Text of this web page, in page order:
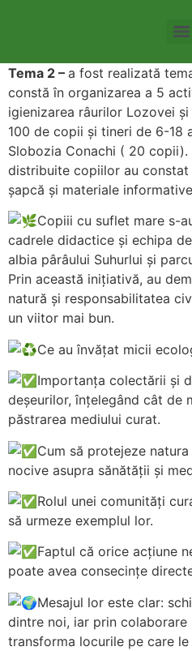
Tema 2 – a fost realizată
constă în organizarea a 5
igienizarea râurilor Lozovei
100 de copii și tineri de 6-18
Slobozia Conachi ( 20
distribuite copiilor au constat
șapcă și materiale
Copiii cu suflet mare s-
cadrele didactice și echipa
albia pârâului Suhurlui și
Prin această inițiativă, au
natură și responsabilitatea
un viitor mai bun.
Ce au învățat micii
Importanța colectării și
deșeurilor, înțelegând cât de
păstrarea mediului curat.
Cum să protejeze
nocive asupra sănătății și
Rolul unei comunități
să urmeze exemplul lor.
Faptul că orice acțiune
poate avea consecințe
Mesajul lor este clar:
dintre noi, iar prin colaborare
transforma locurile pe care le